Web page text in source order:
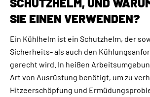
SIE EINEN VERWENDEN?
Ein Kühlhelm ist ein Schutzhelm, der
Sicherheits- als auch den
gerecht wird. In heißen
Art von Ausrüstung benötigt, um zu
Hitzeerschöpfung und